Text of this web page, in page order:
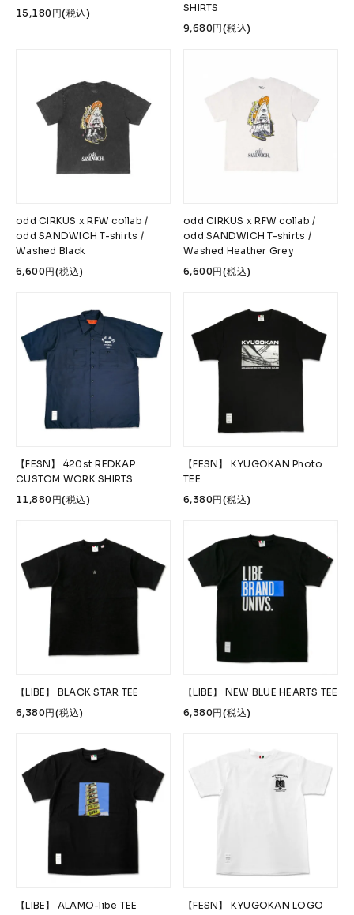
15,180円(税込)
SHIRTS
9,680円(税込)
odd CIRKUS x RFW collab /
odd SANDWICH T-shirts /
Washed Black
6,600円(税込)
odd CIRKUS x RFW collab /
odd SANDWICH T-shirts /
Washed Heather Grey
6,600円(税込)
【FESN】 420st REDKAP
CUSTOM WORK SHIRTS
11,880円(税込)
【FESN】 KYUGOKAN Photo
TEE
6,380円(税込)
【LIBE】 BLACK STAR TEE
6,380円(税込)
【LIBE】 NEW BLUE HEARTS TEE
6,380円(税込)
【LIBE】 ALAMO-libe TEE
【FESN】 KYUGOKAN LOGO